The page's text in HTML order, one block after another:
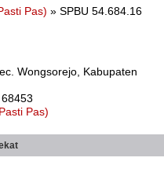
Pas) » SPBU 54.684.16
Wongsorejo, Kabupaten
68453
Pas)